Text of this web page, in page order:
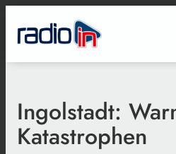
Ingolstadt:
Katastrophen